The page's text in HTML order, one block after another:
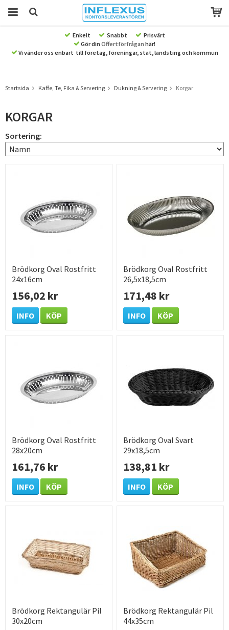
Produkten har blivit tillagd i varukorgen
Enkelt Snabbt
Prisvärt
Gör din Offertförfrågan här!
Vi vänder oss enbart till företag, föreningar, stat, landsting och kommun
Startsida Kaffe, Te, Fika & Servering Dukning & Servering Korgar
KORGAR
Sortering:
Brödkorg Oval Rostfritt
24x16cm
156,02 kr
INFO KÖP
Brödkorg Oval Rostfritt
26,5x18,5cm
171,48 kr
INFO KÖP
Brödkorg Oval Rostfritt
28x20cm
161,76 kr
INFO KÖP
Brödkorg Oval Svart
29x18,5cm
138,81 kr
INFO KÖP
Brödkorg Rektangulär Pil
30x20cm
Brödkorg Rektangulär Pil
44x35cm